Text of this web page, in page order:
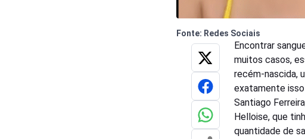
Fonte: Redes Sociais
Encontrar
muitos casos,
recém-nascida,
exatamente
Santiago
Helloise, que
quantidade de